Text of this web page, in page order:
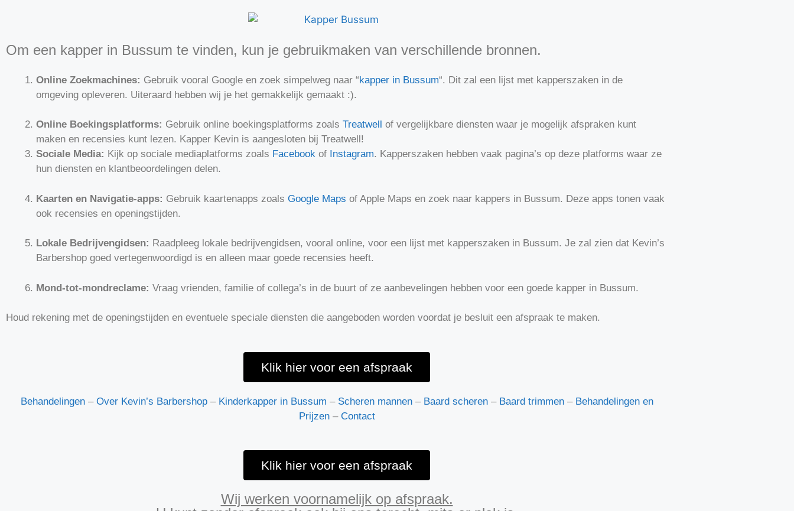
Om een kapper in Bussum te vinden, kun je gebruikmaken van verschillende bronnen.
Online Zoekmachines: Gebruik vooral Google en zoek simpelweg naar “kapper in Bussum“. Dit zal een lijst met kapperszaken in de
omgeving opleveren. Uiteraard hebben wij je het gemakkelijk gemaakt :).
Online Boekingsplatforms: Gebruik online boekingsplatforms zoals Treatwell
of vergelijkbare diensten waar je mogelijk afspraken kunt
maken en recensies kunt lezen. Kapper Kevin is aangesloten bij Treatwell!
Sociale Media: Kijk op sociale mediaplatforms zoals Facebook of Instagram. Kapperszaken hebben vaak pagina’s op deze platforms waar ze
hun diensten en klantbeoordelingen delen.
Kaarten en Navigatie-apps: Gebruik kaartenapps zoals Google Maps of Apple Maps en zoek naar kappers in Bussum. Deze apps tonen vaak
ook recensies en openingstijden.
Lokale Bedrijvengidsen: Raadpleeg lokale bedrijvengidsen, vooral online, voor een lijst met kapperszaken in Bussum. Je zal zien dat Kevin’s
Barbershop goed vertegenwoordigd is en alleen maar goede recensies heeft.
Mond-tot-mondreclame: Vraag vrienden, familie of collega’s in de buurt of ze aanbevelingen hebben voor een goede kapper in Bussum.
Houd rekening met de openingstijden en eventuele speciale diensten die aangeboden worden voordat je besluit een afspraak te maken.
Klik hier voor een afspraak
Behandelingen– Over Kevin’s Barbershop– Kinderkapper in Bussum – Scheren mannen– Baard scheren– Baard trimmen– Behandelingen en
Prijzen– Contact
Klik hier voor een afspraak
Wij werken voornamelijk op afspraak.